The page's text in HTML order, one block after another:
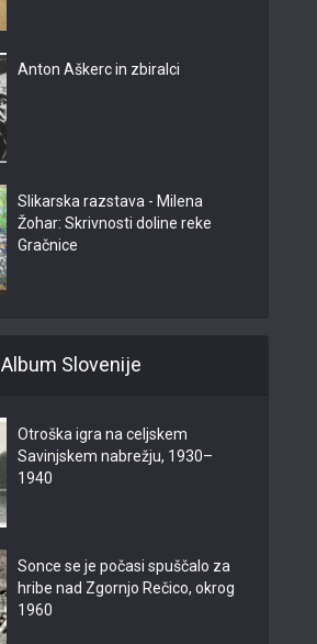
Anton Aškerc in zbiralci
Slikarska razstava - Milena
Žohar: Skrivnosti doline reke
Gračnice
Album Slovenije
Otroška igra na celjskem
Savinjskem nabrežju, 1930–
1940
Sonce se je počasi spuščalo za
hribe nad Zgornjo Rečico, okrog
1960